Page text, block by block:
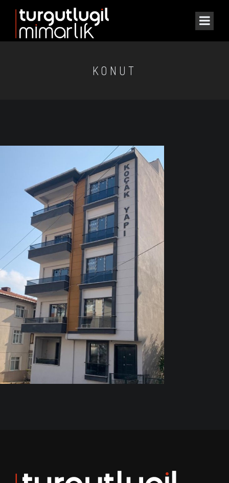
KONUT